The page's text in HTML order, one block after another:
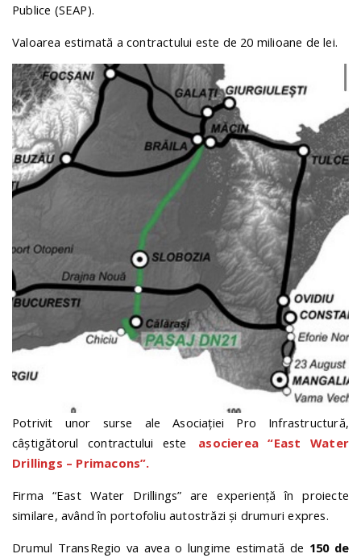
Publice (SEAP).
Valoarea estimată a contractului este de 20 milioane de lei.
Potrivit unor surse ale Asociației Pro Infrastructură,
câștigătorul contractului este
asocierea “East Water
Drillings – Primacons”.
Firma “East Water Drillings” are experiență în proiecte
similare, având în portofoliu autostrăzi și drumuri expres.
Drumul TransRegio va avea o lungime estimată de 150 de